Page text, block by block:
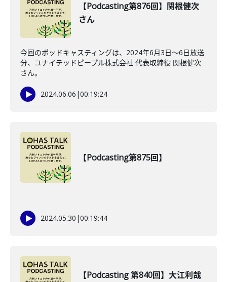
【Podcasting第876回】関根健次
さん
今回のポッドキャスティングは、2024年6月3日〜6日放送
分、ユナイテッドピープル株式会社 代表取締役 関根健次
さん。
2024.06.06 |00:19:24
【Podcasting第875回】
2024.05.30 |00:19:44
【Podcasting 第840回】大江利哉